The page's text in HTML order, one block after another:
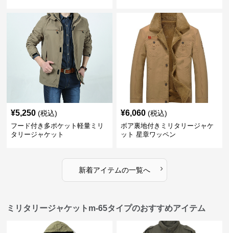
¥5,250 (税込)
フード付き多ポケット軽量ミリ
タリージャケット
¥6,060 (税込)
ボア裏地付きミリタリージャケ
ット 星章ワッペン
新着アイテムの一覧へ ›
ミリタリージャケットm-65タイプのおすすめアイテム